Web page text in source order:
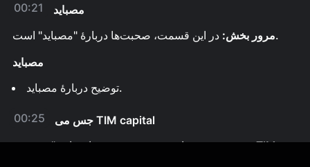
00:21
مصباید
مرور بخش:در این قسمت، صحبت‌ها دربارۀ "مصباید" است.
مصباید
توضیح دربارهٔ مصباید.
00:25
جس می TIM capital
مرور بخش:در این قسمت، صحبت‌ها دربارۀ "جس می TIM